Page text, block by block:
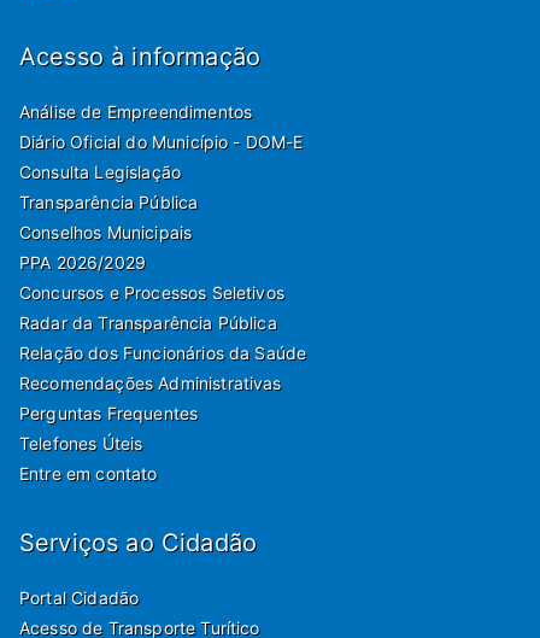
Acesso à informação
Análise de Empreendimentos
Diário Oficial do Município - DOM-E
Consulta Legislação
Transparência Pública
Conselhos Municipais
PPA 2026/2029
Concursos e Processos Seletivos
Radar da Transparência Pública
Relação dos Funcionários da Saúde
Recomendações Administrativas
Perguntas Frequentes
Telefones Úteis
Entre em contato
Serviços ao Cidadão
Portal Cidadão
Acesso de Transporte Turítico